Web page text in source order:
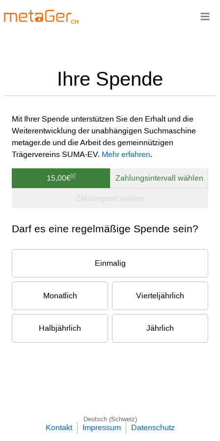
CH
Ihre Spende
Mit Ihrer Spende unterstützen Sie den Erhalt und die
Weiterentwicklung der unabhängigen Suchmaschine
metager.de und die Arbeit des gemeinnützigen
Trägervereins SUMA-EV. Mehr erfahren.
15,00€ Zahlungsintervall wählen
Zahlungsart wählen
Darf es eine regelmäßige Spende sein?
Einmalig
Monatlich Vierteljährlich
Halbjährlich Jährlich
≡
Deutsch (Schweiz)
Kontakt Impressum Datenschutz